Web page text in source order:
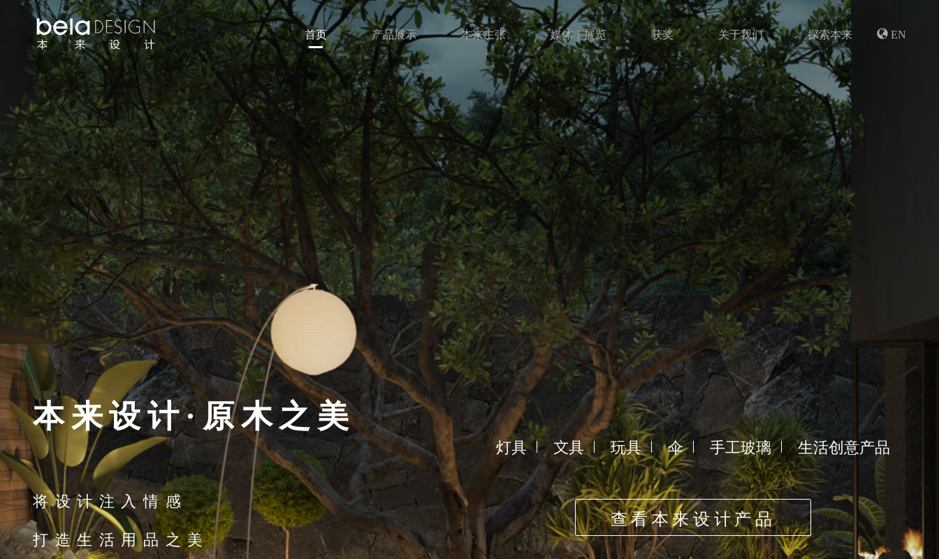
首页 产品展示 本来主张 媒体｜展览 获奖 关于我们 探索本来 EN
本来设计·原木之美
将设计注入情感
打造生活用品之美
灯具 文具 玩具 伞 手工玻璃 生活创意产品
查看本来设计产品